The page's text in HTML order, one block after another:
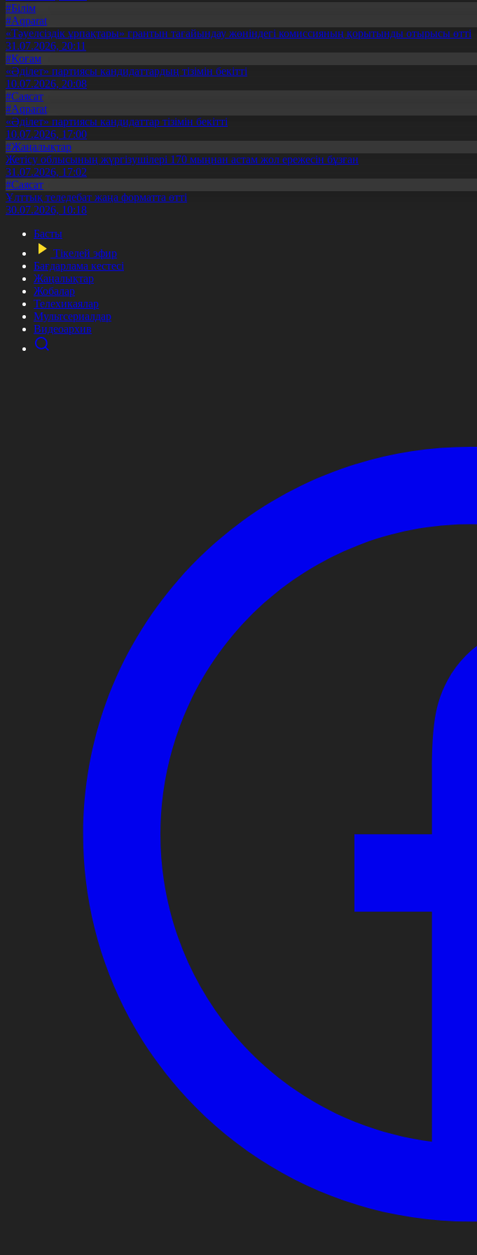
#Білім
#Aqparat
«Тәуелсіздік ұрпақтары» грантын тағайындау жөніндегі комиссияның қорытынды отырысы өтті
31.07.2026, 20:11
#Қоғам
«Әділет» партиясы кандидаттардың тізімін бекітті
10.07.2026, 20:08
#Саясат
#Aqparat
«Әділет» партиясы кандидаттар тізімін бекітті
10.07.2026, 17:00
#Жаңалықтар
Жетісу облысының жүргізушілері 170 мыңнан астам жол ережесін бұзған
31.07.2026, 17:02
#Саясат
Ұлттық теледебат жаңа форматта өтті
30.07.2026, 10:18
Басты
Тікелей эфир
Бағдарлама кестесі
Жаңалықтар
Жобалар
Телехикаялар
Мультсериалдар
Видеоархив